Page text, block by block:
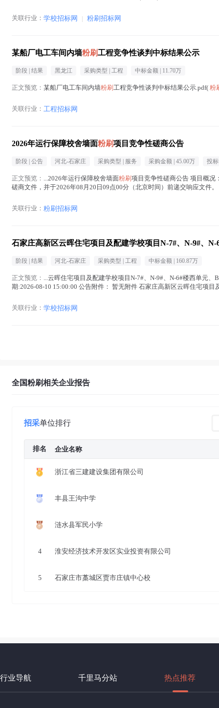
关联行业： 学校招标网 | 粉刷招标网
某船厂电工车间内墙粉刷工程竞争性谈判中标结果公示
阶段 | 结果 黑龙江 采购类型 | 工程 中标金额 | 11.70万
正文预览： 某船厂电工车间内墙粉刷 工程竞争性谈判中标结果公示.pdf( 粉
关联行业： 工程招标网
2026年运行保障校舍墙面粉刷项目竞争性磋商公告
阶段 | 公告 河北-石家庄 采购类型 | 服务 采购金额 | 45.00万 投
正文预览： ...2026年运行保障校舍墙面粉刷 项目竞争性磋商公告 项目概况
磋商文件，并于2026年08月20日09点00分（北京时间）前递交响应文件
关联行业： 粉刷招标网
石家庄高新区云晖住宅项目及配建学校项目N-7#、N-9#、
阶段 | 结果 河北-石家庄 采购类型 | 工程 中标金额 | 160.87万
正文预览： ...云晖住宅项目及配建学校项目N-7#、N-9#、N-6#楼西单元、
期:2026-08-10 15:00:00 公告附件： 暂无附件 石家庄高新区云晖住宅项
关联行业： 学校招标网
全国粉刷相关企业报告
招采单位排行
排名 企业名称
浙江省三建建设集团有限公司
丰县王沟中学
涟水县军民小学
4 淮安经济技术开发区实业投资有限公司
5 石家庄市藁城区贾市庄镇中心校
行业导航 千里马分站 热点推荐